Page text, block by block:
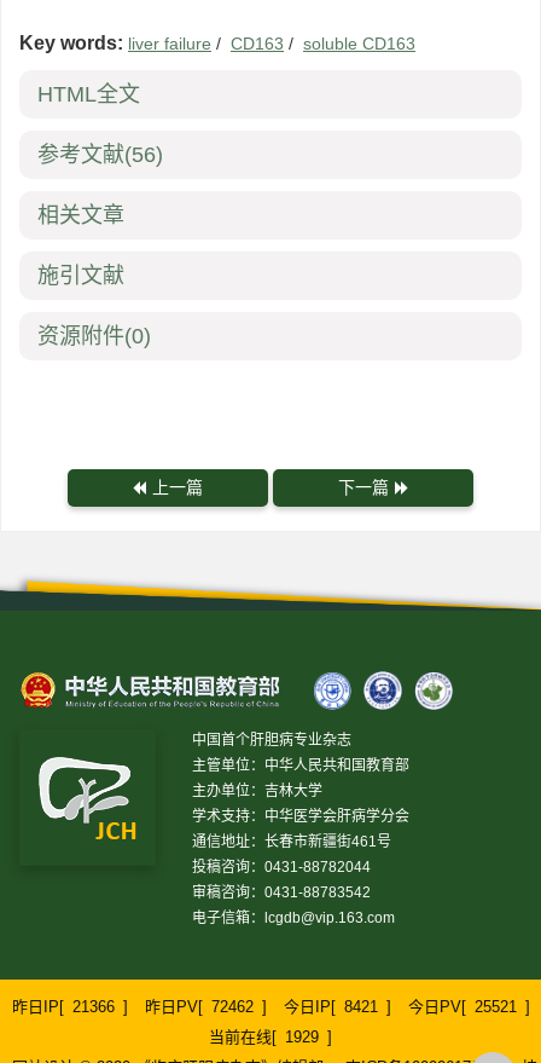
Key words: liver failure / CD163 / soluble CD163
HTML全文
参考文献(56)
相关文章
施引文献
资源附件(0)
上一篇 下一篇
中国首个肝胆病专业杂志
主管单位：中华人民共和国教育部
主办单位：吉林大学
学术支持：中华医学会肝病学分会
通信地址：长春市新疆街461号
投稿咨询：0431-88782044
审稿咨询：0431-88783542
电子信箱：
lcgdb@vip.163.com
昨日IP[ 21366 ] 昨日PV[ 72462 ] 今日IP[ 8421 ] 今日PV[ 25521 ]
当前在线[ 1929 ]